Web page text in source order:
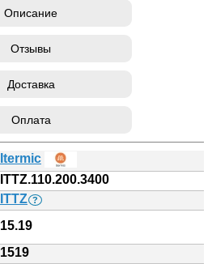
Описание
Отзывы
Доставка
Оплата
Itermic
ITTZ.110.200.3400
ITTZ ?
15.19
1519